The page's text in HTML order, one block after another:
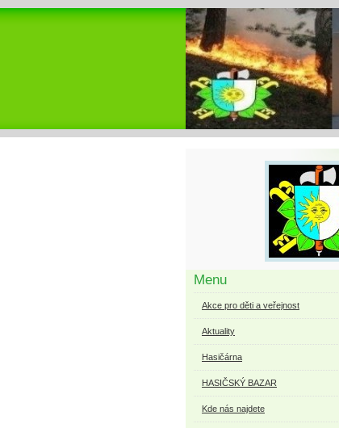
Menu
Akce pro děti a veřejnost
Aktuality
Hasičárna
HASIČSKÝ BAZAR
Kde nás najdete